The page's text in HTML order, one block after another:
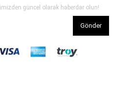
güncel olarak haberdar olun!
Gönder